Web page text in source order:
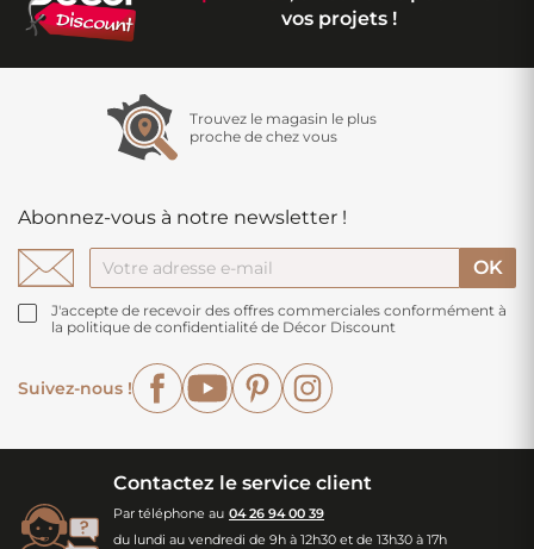
vos projets !
Trouvez le magasin le plus
proche de chez vous
Abonnez-vous à notre newsletter !
J'accepte de recevoir des offres commerciales conformément à
la politique de confidentialité de Décor Discount
Suivez-nous !
FacebookYouTubePinterest
Contactez le service client
Par téléphone au 04 26 94 00 39
du lundi au vendredi de 9h à 12h30 et de 13h30 à 17h